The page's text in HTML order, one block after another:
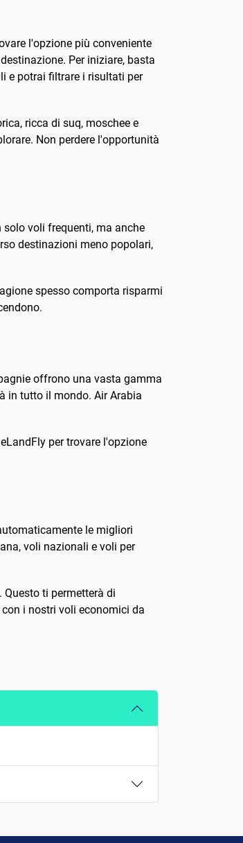
l'opzione più conveniente
Per iniziare, basta
e potrai filtrare i risultati per
ricca di suq, moschee e
Non perdere l'opportunità
voli frequenti, ma anche
destinazioni meno popolari,
spesso comporta risparmi
offrono una vasta gamma
in tutto il mondo. Air Arabia
per trovare l'opzione
le migliori
voli nazionali e voli per
ti permetterà di
i nostri voli economici da